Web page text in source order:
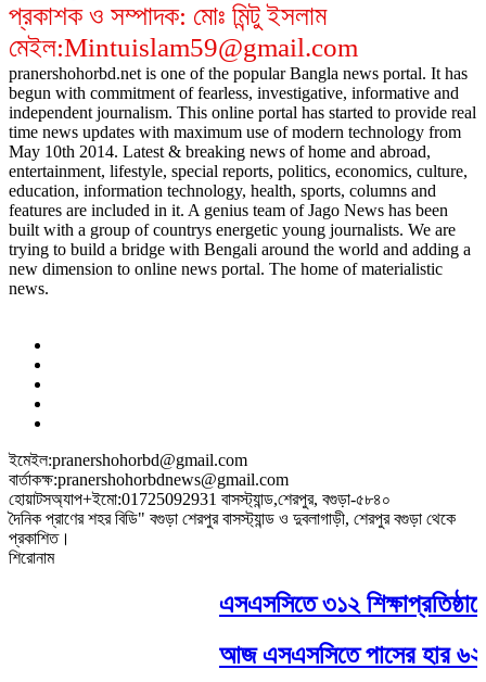
প্রকাশক ও সম্পাদক: মোঃ মিন্টু ইসলাম
মেইল:Mintuislam59@gmail.com
pranershohorbd.net is one of the popular Bangla news portal. It has
begun with commitment of fearless, investigative, informative and
independent journalism. This online portal has started to provide real
time news updates with maximum use of modern technology from
May 10th 2014. Latest & breaking news of home and abroad,
entertainment, lifestyle, special reports, politics, economics, culture,
education, information technology, health, sports, columns and
features are included in it. A genius team of Jago News has been
built with a group of countrys energetic young journalists. We are
trying to build a bridge with Bengali around the world and adding a
new dimension to online news portal. The home of materialistic
news.
ইমেইল:pranershohorbd@gmail.com
বার্তাকক্ষ:pranershohorbdnews@gmail.com
হোয়াটসঅ্যাপ+ইমো:01725092931 বাসস্ট্যান্ড,শেরপুর, বগুড়া-৫৮৪০
দৈনিক প্রাণের শহর বিডি" বগুড়া শেরপুর বাসস্ট্যান্ড ও দুবলাগাড়ী, শেরপুর বগুড়া থেকে
প্রকাশিত।
শিরোনাম
এসএসসিতে ৩১২
আজ এসএসসিতে পাসের হার